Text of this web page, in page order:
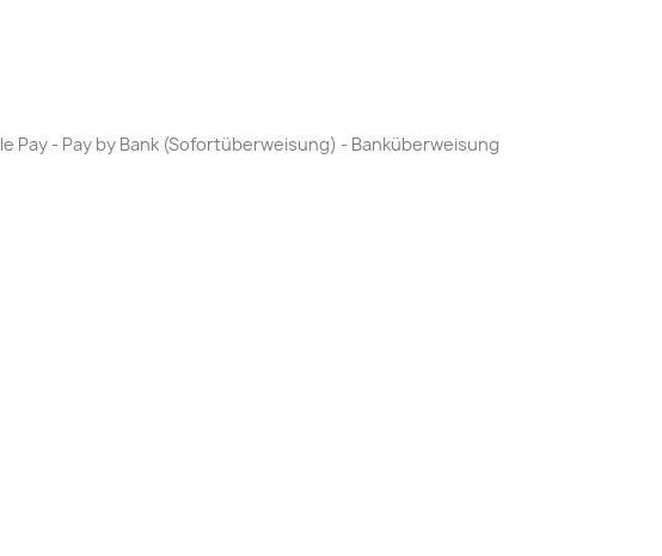
Pay - Pay by Bank (Sofortüberweisung) - Banküberweisung